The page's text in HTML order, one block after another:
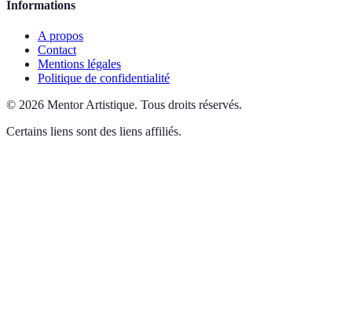
Informations
A propos
Contact
Mentions légales
Politique de confidentialité
© 2026 Mentor Artistique. Tous droits réservés.
Certains liens sont des liens affiliés.